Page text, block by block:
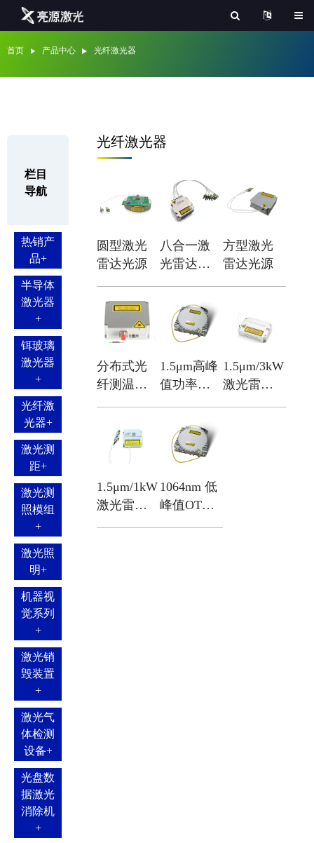
首页 产品中心 光纤激光器
栏目
导航
热销产
品+
半导体
激光器
+
铒玻璃
激光器
+
光纤激
光器+
激光测
距+
激光测
照模组
+
激光照
明+
机器视
觉系列
+
激光销
毁装置
+
激光气
体检测
设备+
光盘数
据激光
消除机
+
光纤激光器
圆型激光
雷达光源
八合一激
光雷达光
方型激光
雷达光源
分布式光
纤测温激
1.5μm高峰
值功率脉
1.5μm/3kW
激光雷达
1.5μm/1kW
激光雷达
1064nm 低
峰值OTDR